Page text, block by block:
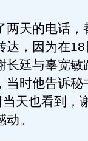
天的电话，
达，因为在
长廷与辜宽敏
当时他告诉秘
天也看到，
。